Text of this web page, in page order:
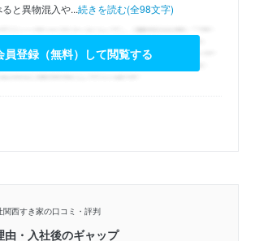
と異物混入や...続きを読む(全98文字)
員登録（無料）して閲覧する
関西すき家の口コミ・評判
由・入社後のギャップ